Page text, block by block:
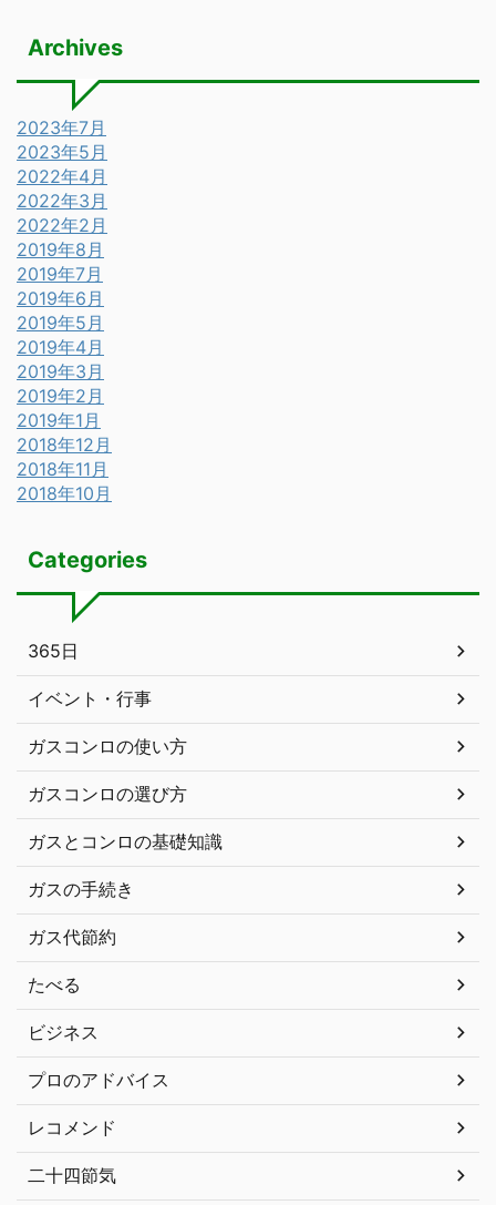
Archives
2023年7月
2023年5月
2022年4月
2022年3月
2022年2月
2019年8月
2019年7月
2019年6月
2019年5月
2019年4月
2019年3月
2019年2月
2019年1月
2018年12月
2018年11月
2018年10月
Categories
365日
イベント・行事
ガスコンロの使い方
ガスコンロの選び方
ガスとコンロの基礎知識
ガスの手続き
ガス代節約
たべる
ビジネス
プロのアドバイス
レコメンド
二十四節気